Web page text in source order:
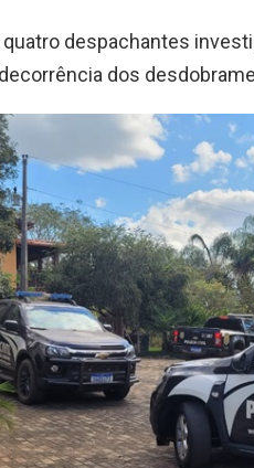
quatro despachantes
dos